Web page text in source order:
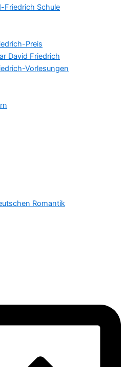
Friedrich Schule
Preis
David Friedrich
Vorlesungen
Romantik